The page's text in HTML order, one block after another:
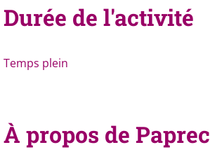
Durée de l'activité
Temps plein
À propos de Paprec